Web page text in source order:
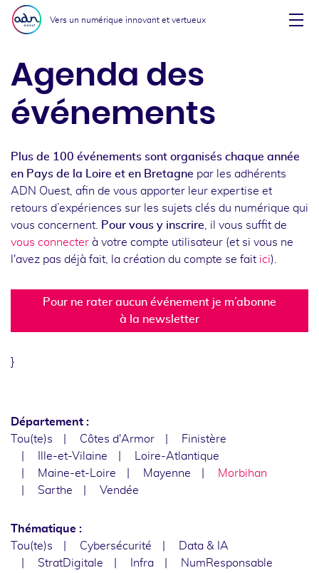
Aller au menu
Aller au contenu
Vers un numérique innovant et vertueux
Agenda des
événements
Plus de 100 événements sont organisés chaque année
en Pays de la Loire et en Bretagne par les adhérents
ADN Ouest, afin de vous apporter leur expertise et
retours d’expériences sur les sujets clés du numérique qui
vous concernent.
Pour vous y inscrire , il vous suffit de
vous connecter à votre compte utilisateur (et si vous ne
l'avez pas déjà fait, la création du compte se fait ici).
Pour ne rater aucun événement je m’abonne
à la newsletter
}
Département :
Tou(te)s
Côtes d'Armor
Finistère
Ille-et-Vilaine
Loire-Atlantique
Maine-et-Loire
Mayenne
Morbihan
Sarthe
Vendée
Thématique :
Tou(te)s
Cybersécurité
Data & IA
StratDigitale
Infra
NumResponsable